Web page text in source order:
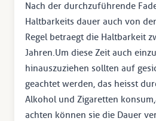
Nach der durchzuführende
Haltbarkeits dauer auch von
Regel betraegt die Haltbarkeit
Jahren.Um diese Zeit auch
hinauszuziehen sollten auf
geachtet werden, das heisst
Alkohol und Zigaretten
achten können sie die Dauer